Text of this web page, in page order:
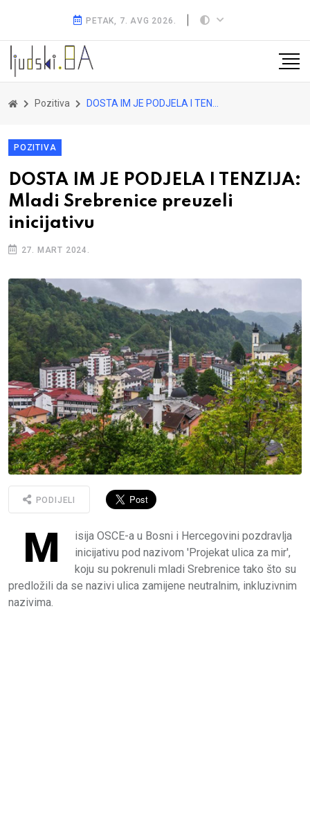
PETAK, 7. AVG 2026.
Pozitiva DOSTA IM JE PODJELA I TENZIJA: Mladi Srebrenice preuzeli inicijativu
POZITIVA
DOSTA IM JE PODJELA I TENZIJA:
Mladi Srebrenice preuzeli
inicijativu
27. MART 2024.
PODIJELI
M
isija OSCE-a u Bosni i Hercegovini pozdravlja
inicijativu pod nazivom 'Projekat ulica za mir',
koju su pokrenuli mladi Srebrenice tako što su
predložili da se nazivi ulica zamijene neutralnim, inkluzivnim
nazivima.